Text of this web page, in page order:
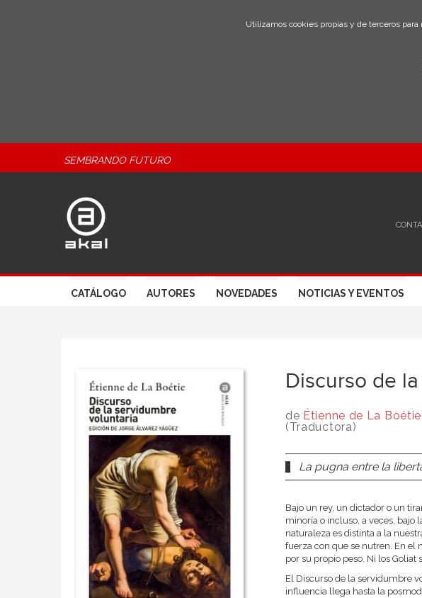
Utilizamos cookies propias y de terceros
SEMBRANDO FUTURO
CATÁLOGO AUTORES NOVEDADES NOTICIAS Y EVENTOS
Discurso de
de Étienne de La Boétie
(Traductora)
La pugna entre la
Bajo un rey, un dictador o un
minoría o incluso, a veces, bajo
naturaleza es distinta a la
fuerza con que se nutren. En el
por su propio peso. Ni los
El Discurso de la servidumbre
influencia llega hasta la